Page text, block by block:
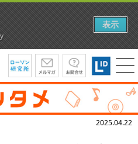
2025.04.22
表示